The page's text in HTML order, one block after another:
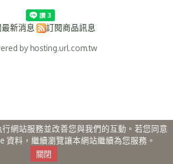
新消息 訂閱商品訊息
by hosting.url.com.tw
網站服務並改善您與我們的互動。若您同意
資料，繼續瀏覽讓本網站繼續為您服務。